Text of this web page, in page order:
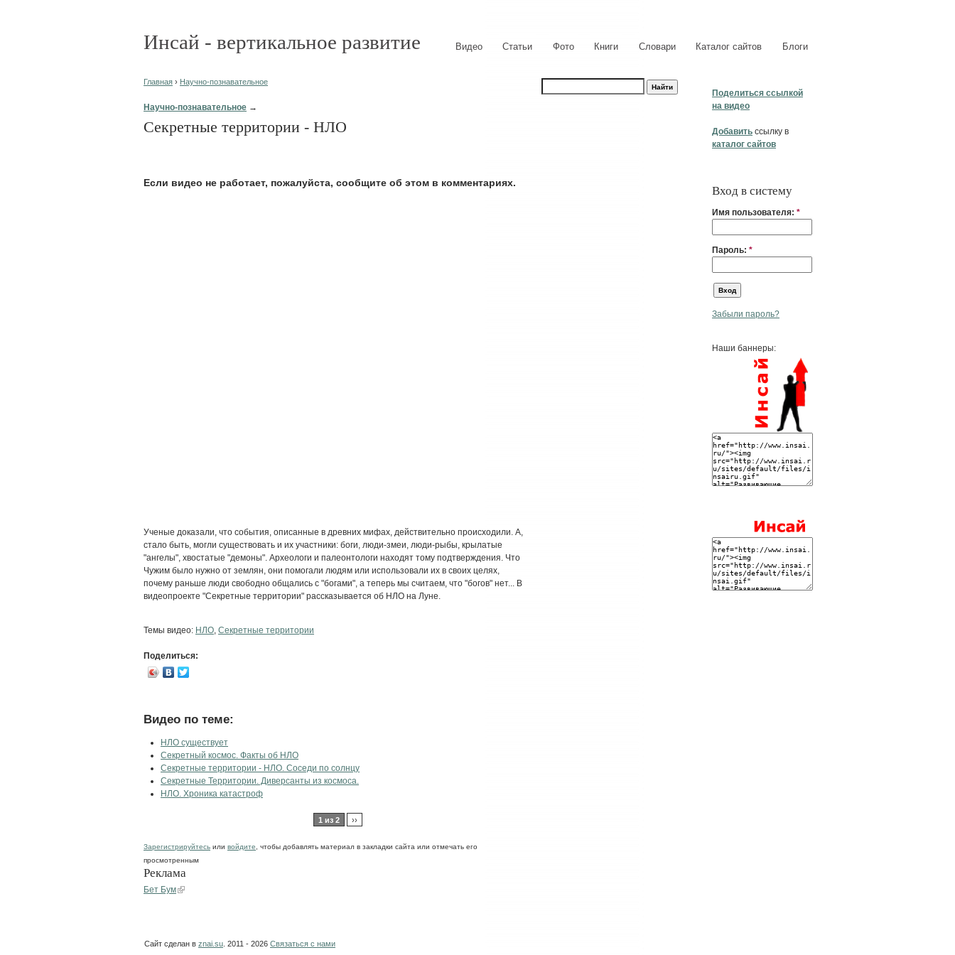
Инсай - вертикальное развитие Видео Статьи Фото Книги Словари Каталог сайтов Блоги
Поделиться ссылкой
на видео
Добавить ссылку в
каталог сайтов
Вход в систему
Имя пользователя: *
Пароль: *
Забыли пароль?
Наши баннеры:
Главная › Научно-познавательное
Научно-познавательное →
Секретные территории - НЛО
Eсли видео не работает, пожалуйста, сообщите об этом в комментариях.
Ученые доказали, что события, описанные в древних мифах, действительно происходили. А,
стало быть, могли существовать и их участники: боги, люди-змеи, люди-рыбы, крылатые
"ангелы", хвостатые "демоны". Археологи и палеонтологи находят тому подтверждения. Что
Чужим было нужно от землян, они помогали людям или использовали их в своих целях,
почему раньше люди свободно общались с "богами", а теперь мы считаем, что "богов" нет... В
видеопроекте "Секретные территории" рассказывается об НЛО на Луне.
Темы видео: НЛО Секретные территории
Поделиться:
Видео по теме:
НЛО существует
Секретный космос. Факты об НЛО
Секретные территории - НЛО. Соседи по солнцу
Секретные Территории. Диверсанты из космоса.
НЛО. Хроника катастроф
1 из 2 ››
Зарегистрируйтесь или войдите , чтобы добавлять материал в закладки сайта или отмечать его
просмотренным
Реклама
Бет Бум
Сайт сделан в znai.su . 2011 - 2026 Связаться с нами